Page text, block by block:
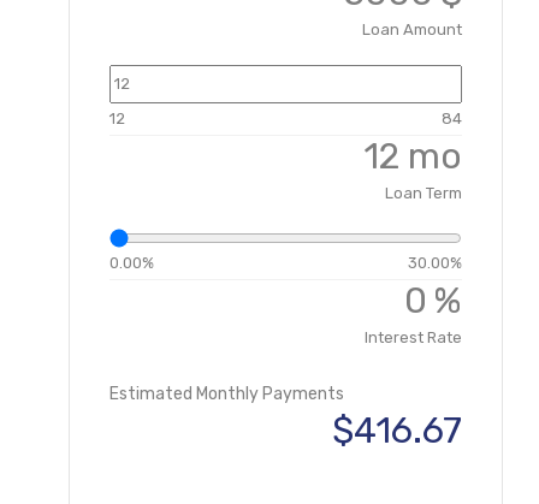
Loan Amount
12 84
mo
Loan Term
0.00% 30.00%
%
Interest Rate
Estimated Monthly Payments
$416.67